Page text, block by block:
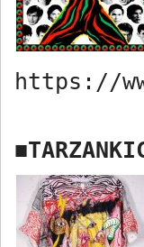
https://
■